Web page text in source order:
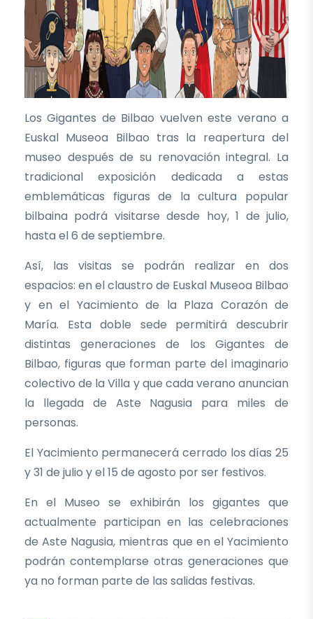
Los Gigantes de Bilbao vuelven este verano a
Euskal Museoa Bilbao tras la reapertura del
museo después de su renovación integral. La
tradicional exposición dedicada a estas
emblemáticas figuras de la cultura popular
bilbaina podrá visitarse desde hoy, 1 de julio,
hasta el 6 de septiembre.
Así, las visitas se podrán realizar en dos
espacios: en el claustro de Euskal Museoa Bilbao
y en el Yacimiento de la Plaza Corazón de
María. Esta doble sede permitirá descubrir
distintas generaciones de los Gigantes de
Bilbao, figuras que forman parte del imaginario
colectivo de la Villa y que cada verano anuncian
la llegada de Aste Nagusia para miles de
personas.
El Yacimiento permanecerá cerrado los días 25
y 31 de julio y el 15 de agosto por ser festivos.
En el Museo se exhibirán los gigantes que
actualmente participan en las celebraciones
de Aste Nagusia, mientras que en el Yacimiento
podrán contemplarse otras generaciones que
ya no forman parte de las salidas festivas.